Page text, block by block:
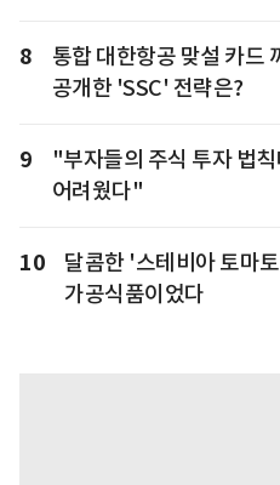
8
통합 대한항공 맞설 카드
공개한 'SSC' 전략은?
9
"부자들의 주식 투자 법
어려웠다"
10
달콤한 '스테비아 토마
가공식품이었다